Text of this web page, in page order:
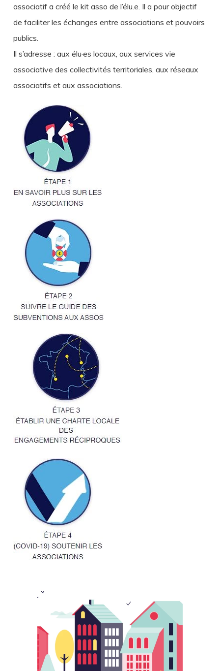
associatif a créé le kit asso de l’élu.e. Il a pour objectif
de faciliter les échanges entre associations et pouvoirs
publics.
Il s’adresse : aux élu·es locaux, aux services vie
associative des collectivités territoriales, aux réseaux
associatifs et aux associations.